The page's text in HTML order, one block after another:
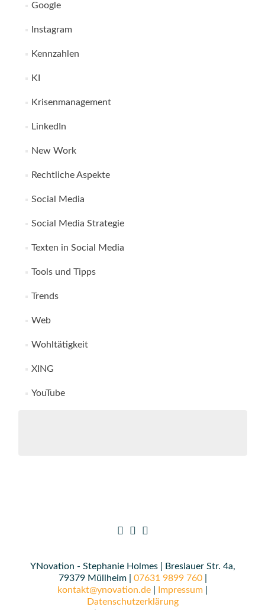
Google
Instagram
Kennzahlen
KI
Krisenmanagement
LinkedIn
New Work
Rechtliche Aspekte
Social Media
Social Media Strategie
Texten in Social Media
Tools und Tipps
Trends
Web
Wohltätigkeit
XING
YouTube
YNovation - Stephanie Holmes | Breslauer Str. 4a,
79379 Müllheim | 07631 9899 760|
kontakt@ynovation.de
Impressum
Datenschutzerklärung